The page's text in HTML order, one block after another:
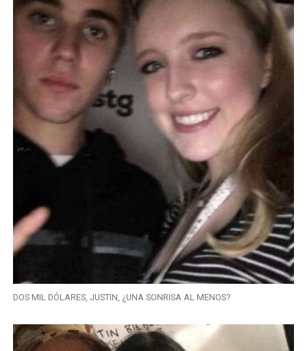
DOS MIL DÓLARES, JUSTIN, ¿UNA SONRISA AL MENOS?